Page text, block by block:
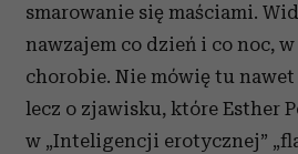
smarowanie się maściami.
nawzajem co dzień i co noc,
chorobie. Nie mówię tu
lecz o zjawisku, które Esther
w „Inteligencji erotycznej”